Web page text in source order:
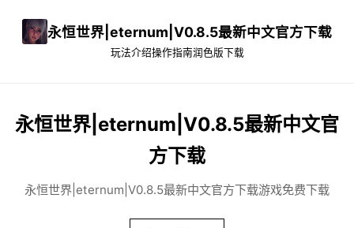
永恒世界|eternum|V0.8.5最新中文官方下载
玩法介绍操作指南润色版下载
永恒世界|eternum|V0.8.5最新中文官
方下载
永恒世界|eternum|V0.8.5最新中文官方下载游戏免费下载